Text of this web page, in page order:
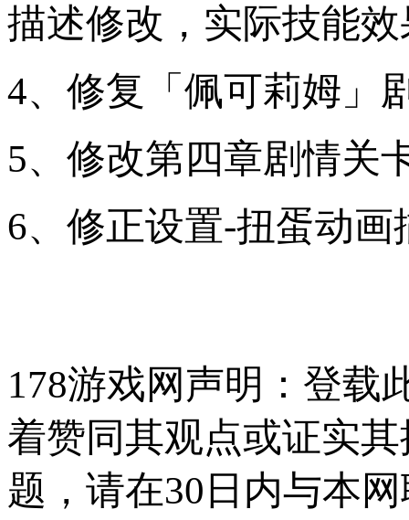
描述修改，实际技能
4、修复「佩可莉姆」
5、修改第四章剧情关
6、修正设置-扭蛋动画
178游戏网声明：登载
着赞同其观点或证实
题，请在30日内与本